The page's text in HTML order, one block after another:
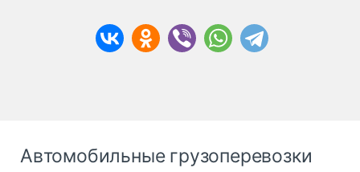
Автомобильные грузоперевозки